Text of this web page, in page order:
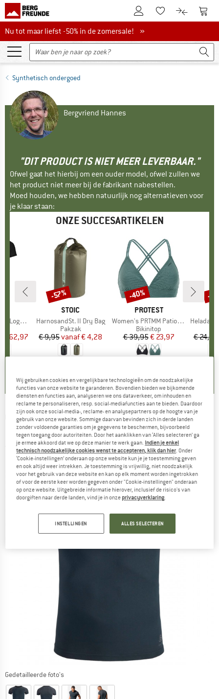
De klantenaccount
Naar deNaar de
Nu tot maar liefst -50% in de zomersale!
Nu tot maar liefst -50% in de zomersale! »
Synthetisch ondergoed
Bergvriend Hannes
"DIT PRODUCT IS NIET MEER LEVERBAAR."
Ofwel gaat het hierbij om een ouder model, ofwel zullen we
het product niet meer bij de fabrikant nabestellen.
Moed houden, we hebben natuurlijk nog alternatieven voor
je klaar staan:
ONZE SUCCESARTIKELEN
T-Shirt
prijs
€ 62,97
MERK
STOIC
Artikel
HarnosandSt. II Dry Bag
Productgroep
Pakzak
Prijs
€ 9,95 Verlaagde prijs
vanaf€ 4,28
Korting
-57%
MERK
PROTEST
Artikel
Women's PRTMM Patio Triangle
Productgroep
Bikinitop
Prijs
€ 39,95Verlaagde prijs
€ 23,97
Korting
-40%
Artikel
HeladagenSt.
€ 24,95
-
ODLO -Baselayer Top Crew Neck S/S
Performance Light E - Synthetisch ondergoed
(0)
Gedetailleerde foto's
Wij gebruiken cookies en vergelijkbare technologieën om de noodzakelijke
functies van onze website te garanderen. Bovendien bieden we bijkomende
diensten en functies aan, analyseren we ons dataverkeer, om inhouden en
reclame te personaliseren, resp. social-mediafuncties aan te bieden. Daardoor
zijn ook onze social-media-, reclame- en analysepartners op de hoogte van je
gebruik van onze website. Sommige daarvan bevinden zich in derde landen
zonder voldoende garanties om je gegevens te beschermen, bijvoorbeeld
tegen toegang door autoriteiten. Door het aanklikken van ‘Alles selecteren’ ga
je ermee akkoord dat we op deze manier te werk gaan. Indien je enkel
technisch noodzakelijke cookies wenst te accepteren, klik dan hier. Onder
‘Cookie-instellingen’ onderaan op onze website kun je je toestemming geven
en ook altijd weer intrekken. Je toestemming is vrijwillig, niet noodzakelijk
voor het gebruik van deze website en kan op elk moment worden ingetrokken
of voor de eerste keer worden gegeven onder "Cookie-instellingen" onderaan
op onze website. Uitgebreide informatie hierover, inclusief de risico's van
doorgiften naar derde landen, vind je in onze privacyverklaring.
INSTELLINGEN ALLES SELECTEREN